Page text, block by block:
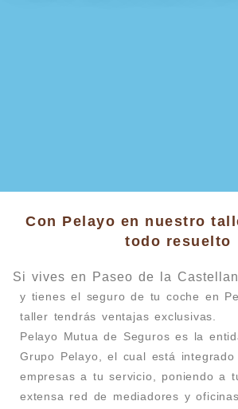
Con Pelayo en nuestro
todo resuelto
Si vives en Paseo de la
y tienes el seguro de tu coche en
taller tendrás ventajas exclusivas.
Pelayo Mutua de Seguros es la
Grupo Pelayo, el cual está
empresas a tu servicio, poniendo a
extensa red de mediadores y